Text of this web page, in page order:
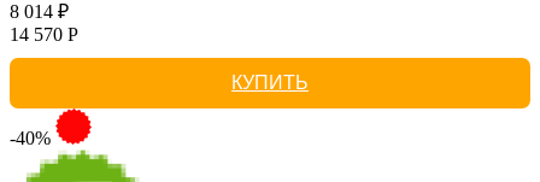
8 014 ₽
14 570 Р
КУПИТЬ
-40%